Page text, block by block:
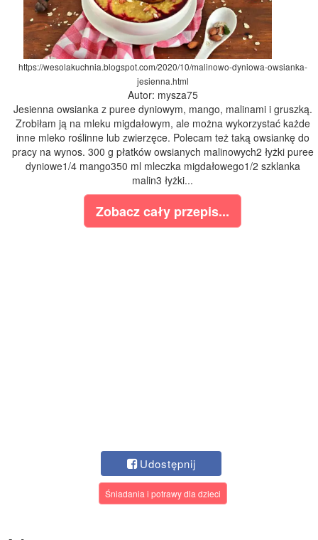
https://wesolakuchnia.blogspot.com/2020/10/malinowo-dyniowa-owsianka-
jesienna.html
Autor: mysza75
Jesienna owsianka z puree dyniowym, mango, malinami i gruszką.
Zrobiłam ją na mleku migdałowym, ale można wykorzystać każde
inne mleko roślinne lub zwierzęce. Polecam też taką owsiankę do
pracy na wynos. 300 g płatków owsianych malinowych2 łyżki puree
dyniowe1/4 mango350 ml mleczka migdałowego1/2 szklanka
malin3 łyżki...
Zobacz cały przepis...
Udostępnij
Śniadania i potrawy dla dzieci